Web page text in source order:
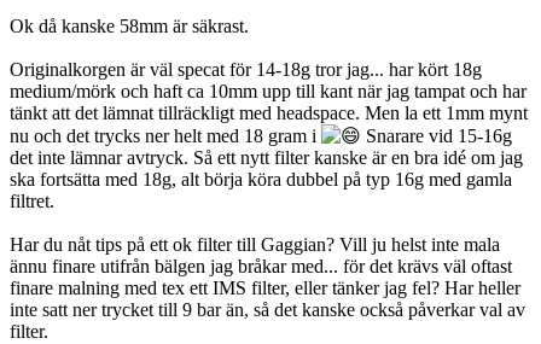
Ok då kanske 58mm är säkrast.
Originalkorgen är väl specat för 14-18g tror jag... har kört 18g
medium/mörk och haft ca 10mm upp till kant när jag tampat och har
tänkt att det lämnat tillräckligt med headspace. Men la ett 1mm mynt
nu och det trycks ner helt med 18 gram i
Snarare vid 15-16g
det inte lämnar avtryck. Så ett nytt filter kanske är en bra idé om jag
ska fortsätta med 18g, alt börja köra dubbel på typ 16g med gamla
filtret.
Har du nåt tips på ett ok filter till Gaggian? Vill ju helst inte mala
ännu finare utifrån bälgen jag bråkar med... för det krävs väl oftast
finare malning med tex ett IMS filter, eller tänker jag fel? Har heller
inte satt ner trycket till 9 bar än, så det kanske också påverkar val av
filter.